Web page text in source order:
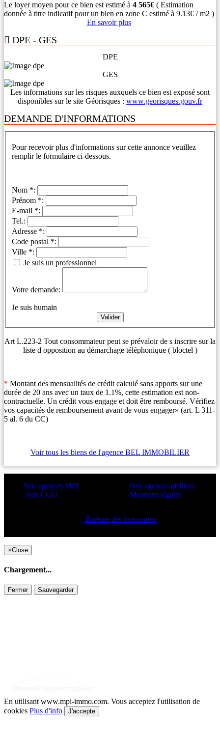
Le loyer moyen pour ce bien est estimé à 4 565€ ( Estimation
donnée à titre indicatif pour un bien en zone C estimé à 9.13€ / m2 )
En savoir plus
DPE - GES
DPE
GES
Les informations sur les risques auxquels ce bien est exposé sont
disponibles sur le site Géorisques : www.georisques.gouv.fr
DEMANDE D'INFORMATIONS
Pour recevoir plus d'informations sur cette annonce veuillez
remplir le formulaire ci-dessous.
Nom *:
Prénom *:
E-mail *:
Tel.:
Adresse *:
Code postal *:
Ville *:
Je suis un professionnel
Votre demande:
Je suis humain
Art L.223-2 Tout consommateur peut se prévaloir de s inscrire sur la
liste d opposition au démarchage téléphonique ( bloctel )
* Montant des mensualités de crédit calculé sans apports sur une
durée de 20 ans avec un taux de 1.1%, cette estimation est non-
contractuelle. Un crédit vous engage et doit être remboursé. Vérifiez
vos capacités de remboursement avant de vous engager» (art. L 311-
5 al. 6 du CC)
Voir tous les biens de l'agence BEL IMMOBILIER
Nos agences MPI
Nos CGU
Nos agences affiliées
Mentions légales
Barême des honoraires
×Close
Chargement...
Fermer Sauvegarder
En utilisant www.mpi-immo.com. Vous acceptez l'utilisation de
cookies Plus d'info J'accepte